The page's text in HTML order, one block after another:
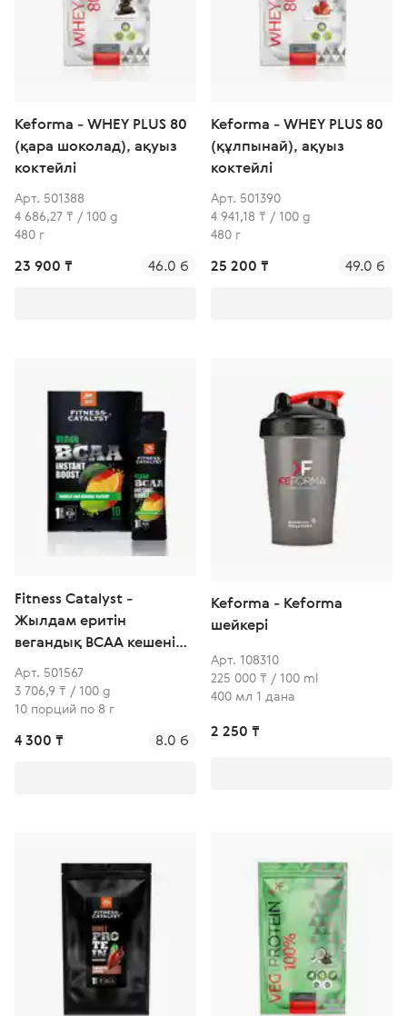
Keforma - WHEY PLUS 80
(қара шоколад), ақуыз
коктейлі
Арт. 501388
4 686,27 ₸ / 100 g
480 г
23 900 ₸ 46.0 б
Keforma - WHEY PLUS 80
(құлпынай), ақуыз
коктейлі
Арт. 501390
4 941,18 ₸ / 100 g
480 г
25 200 ₸ 49.0 б
Fitness Catalyst -
Жылдам еритін
вегандық BCAA кешені
(апельсин-манго)
Арт. 501567
3 706,9 ₸ / 100 g
10 порций по 8 г
4 300 ₸ 8.0 б
Keforma - Keforma
шейкері
Арт. 108310
225 000 ₸ / 100 ml
400 мл 1 дана
2 250 ₸